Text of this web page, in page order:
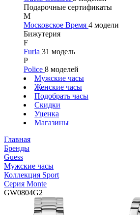
Подарочные сертификаты
М
Московское Время 4 модели
Бижутерия
F
Furla 31 модель
P
Police 8 моделей
Мужские часы
Женские часы
Подобрать часы
Скидки
Уценка
Магазины
Главная
Бренды
Guess
Мужские часы
Коллекция Sport
Серия Monte
GW0804G2